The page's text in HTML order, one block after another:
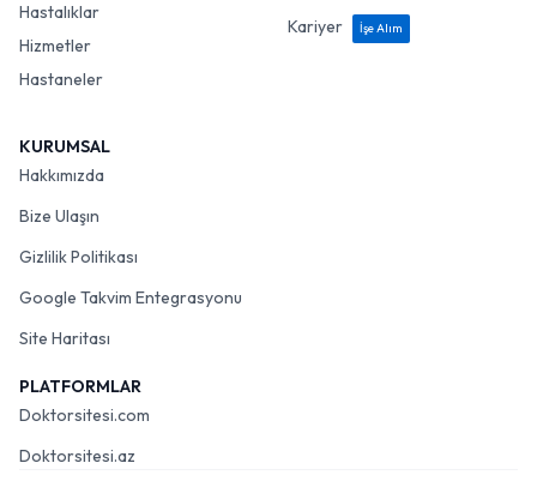
Hastalıklar
Hizmetler
Hastaneler
Kariyer
İşe Alım
KURUMSAL
Hakkımızda
Bize Ulaşın
Gizlilik Politikası
Google Takvim Entegrasyonu
Site Haritası
PLATFORMLAR
Doktorsitesi.com
Doktorsitesi.az